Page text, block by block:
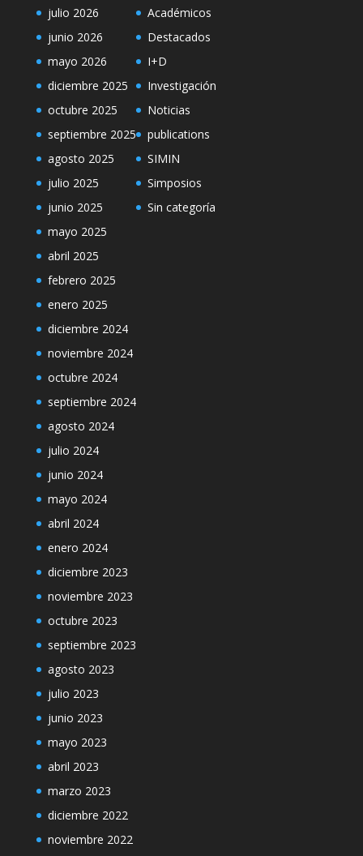
julio 2026
junio 2026
mayo 2026
diciembre 2025
octubre 2025
septiembre 2025
agosto 2025
julio 2025
junio 2025
mayo 2025
abril 2025
febrero 2025
enero 2025
diciembre 2024
noviembre 2024
octubre 2024
septiembre 2024
agosto 2024
julio 2024
junio 2024
mayo 2024
abril 2024
enero 2024
diciembre 2023
noviembre 2023
octubre 2023
septiembre 2023
agosto 2023
julio 2023
junio 2023
mayo 2023
abril 2023
marzo 2023
diciembre 2022
noviembre 2022
Académicos
Destacados
I+D
Investigación
Noticias
publications
SIMIN
Simposios
Sin categoría